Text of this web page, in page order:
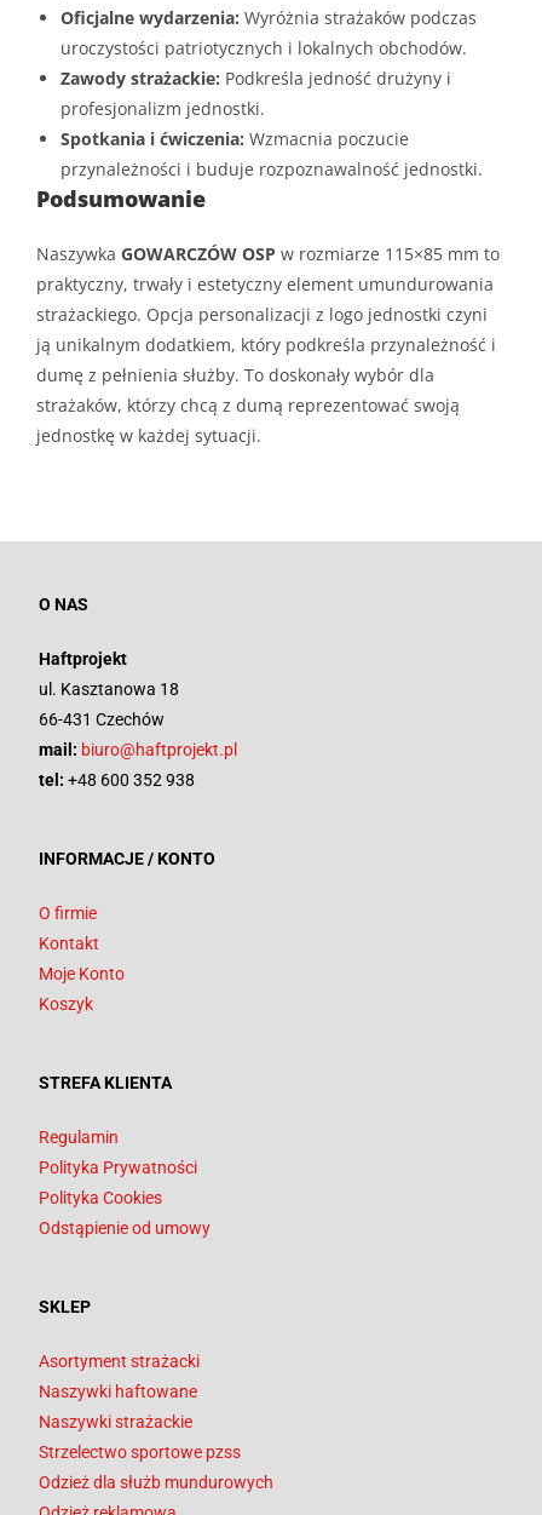
Oficjalne wydarzenia: Wyróżnia strażaków podczas
uroczystości patriotycznych i lokalnych obchodów.
Zawody strażackie: Podkreśla jedność drużyny i
profesjonalizm jednostki.
Spotkania i ćwiczenia: Wzmacnia poczucie
przynależności i buduje rozpoznawalność jednostki.
Podsumowanie
Naszywka GOWARCZÓW OSP w rozmiarze 115×85 mm to
praktyczny, trwały i estetyczny element umundurowania
strażackiego. Opcja personalizacji z logo jednostki czyni
ją unikalnym dodatkiem, który podkreśla przynależność i
dumę z pełnienia służby. To doskonały wybór dla
strażaków, którzy chcą z dumą reprezentować swoją
jednostkę w każdej sytuacji.
O NAS
Haftprojekt
ul. Kasztanowa 18
66-431 Czechów
mail: biuro@haftprojekt.pl
tel: +48 600 352 938
INFORMACJE / KONTO
O firmie
Kontakt
Moje Konto
Koszyk
STREFA KLIENTA
Regulamin
Polityka Prywatności
Polityka Cookies
Odstąpienie od umowy
SKLEP
Asortyment strażacki
Naszywki haftowane
Naszywki strażackie
Strzelectwo sportowe pzss
Odzież dla służb mundurowych